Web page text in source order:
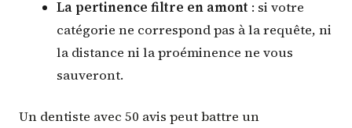
La pertinence filtre en amont : si votre
catégorie ne correspond pas à la requête, ni
la distance ni la proéminence ne vous
sauveront.
Un dentiste avec 50 avis peut battre un